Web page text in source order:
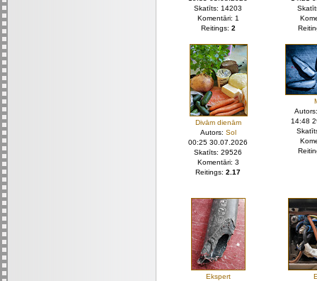
Skatīts: 14203
Komentāri: 1
Reitings: 2
Divām dienām
Autors: Sol
00:25 30.07.2026
Skatīts: 29526
Komentāri: 3
Reitings:2.17
14:48
Ekspert